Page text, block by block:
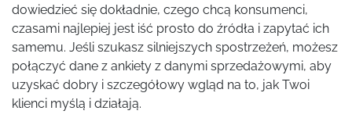
dowiedzieć się dokładnie, czego chcą konsumenci,
czasami najlepiej jest iść prosto do źródła i zapytać ich
samemu. Jeśli szukasz silniejszych spostrzeżeń, możesz
połączyć dane z ankiety z danymi sprzedażowymi, aby
uzyskać dobry i szczegółowy wgląd na to, jak Twoi
klienci myślą i działają.